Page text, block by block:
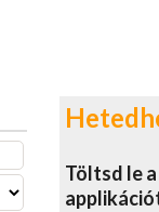
Töltsd le